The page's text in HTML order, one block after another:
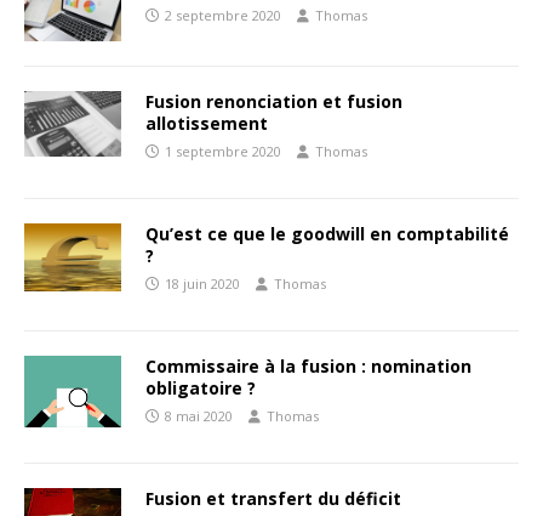
2 septembre 2020 Thomas
Fusion renonciation et fusion
allotissement
1 septembre 2020 Thomas
Qu’est ce que le goodwill en comptabilité
?
18 juin 2020 Thomas
Commissaire à la fusion : nomination
obligatoire ?
8 mai 2020 Thomas
Fusion et transfert du déficit